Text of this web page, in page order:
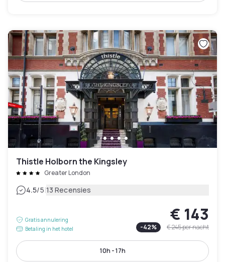
Thistle Holborn the Kingsley
Greater London
4.5/5|13 Recensies
Gratis annulering
Betaling in het hotel
€ 143
-42% € 245per nacht
10h - 17h